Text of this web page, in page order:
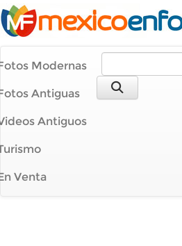
Modernas
Antiguas
Antiguos
Venta